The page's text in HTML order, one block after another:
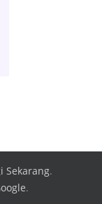
Sekarang.
.